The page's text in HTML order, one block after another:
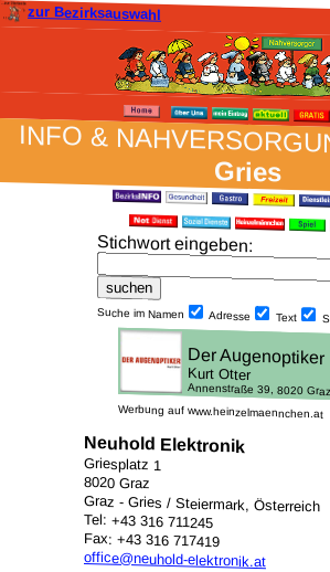
zur Bezirksauswahl
INFO &
Gries
Stich­wort ein­geben:
Suche im Namen Adresse Text
Werbung auf www.heinzelmaennchen.at
Neuhold Elektronik
Griesplatz 1
8020 Graz
Graz - Gries / Steiermark, Österreich
Tel: +43 316 711245
Fax: +43 316 717419
office@neuhold-elektronik.at